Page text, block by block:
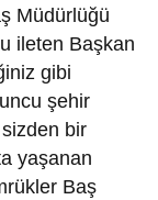
Müdürlüğü
ileten Başkan
gibi
şehir
bir
yaşanan
Baş